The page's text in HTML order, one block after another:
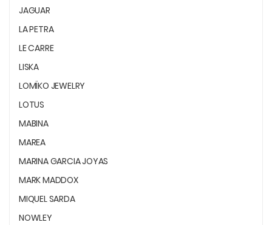
JAGUAR
LA PETRA
LE CARRE
LISKA
LOMÏKO JEWELRY
LOTUS
MABINA
MAREA
MARINA GARCIA JOYAS
MARK MADDOX
MIQUEL SARDA
NOWLEY